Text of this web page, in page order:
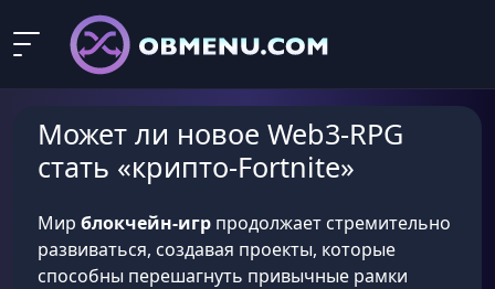
Может ли новое Web3-RPG
стать «крипто-Fortnite»
Мир блокчейн-игр продолжает стремительно
развиваться, создавая проекты, которые
способны перешагнуть привычные рамки